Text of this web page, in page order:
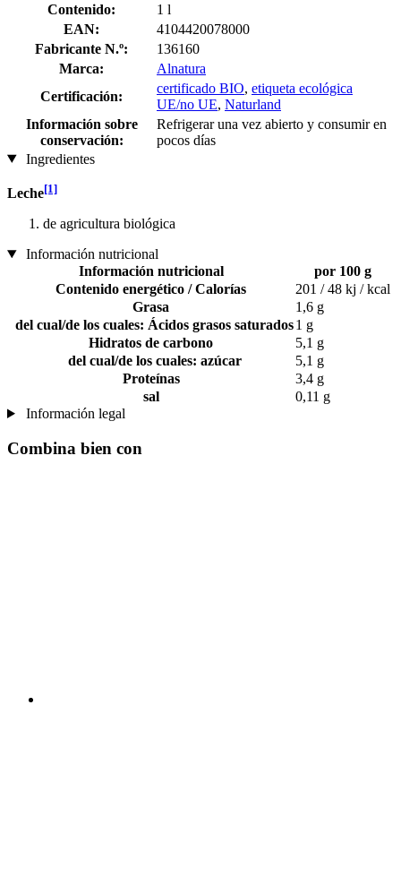
Contenido:
1 l
EAN:
4104420078000
Fabricante N.º:
136160
Marca:
Alnatura
Certificación:
certificado BIO, etiqueta ecológica
UE/no UE, Naturland
Información sobre
conservación:
Refrigerar una vez abierto y consumir en
pocos días
Ingredientes
Leche[1]
de agricultura biológica
Información nutricional
Información nutricional
por 100 g
Contenido energético / Calorías
201 / 48 kj / kcal
Grasa
1,6 g
del cual/de los cuales: Ácidos grasos saturados1 g
Hidratos de carbono
5,1 g
del cual/de los cuales: azúcar
5,1 g
Proteínas
3,4 g
sal
0,11 g
Información legal
Combina bien con